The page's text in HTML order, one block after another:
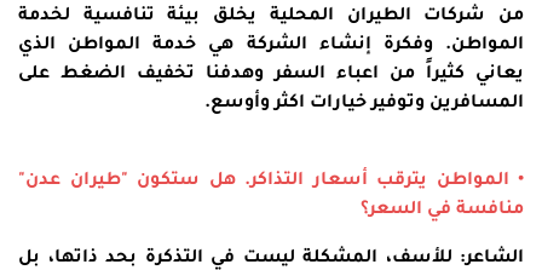
من شركات الطيران المحلية يخلق بيئة تنافسية لخدمة
المواطن. وفكرة إنشاء الشركة هي خدمة المواطن الذي
يعاني كثيراً من اعباء السفر وهدفنا تخفيف الضغط على
المسافرين وتوفير خيارات اكثر وأوسع.
• المواطن يترقب أسعار التذاكر. هل ستكون "طيران عدن"
منافسة في السعر؟
الشاعر: للأسف، المشكلة ليست في التذكرة بحد ذاتها، بل